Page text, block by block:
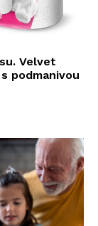
Velvet
podmanivou